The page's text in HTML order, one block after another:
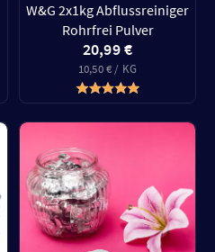
W&G 2x1kg Abflussreiniger
Rohrfrei Pulver
20,99 €
10,50 € / KG